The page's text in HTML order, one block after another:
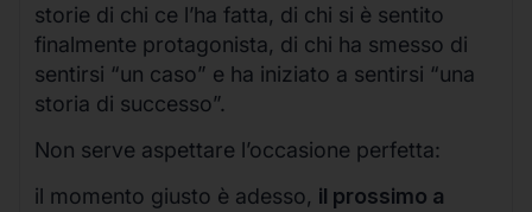
storie di chi ce l’ha fatta, di chi si è sentito
finalmente protagonista, di chi ha smesso di
sentirsi “un caso” e ha iniziato a sentirsi “una
storia di successo”.
Non serve aspettare l’occasione perfetta:
il momento giusto è adesso, il prossimo a